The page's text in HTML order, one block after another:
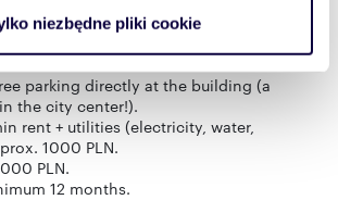
witryny, udostępniamy partnerom
te informacje z innymi danymi
Ciebie lub uzyskanymi podczas
usług.
niezbędne pliki cookie
parking directly at the building (a
the city center!).
rent + utilities (electricity, water,
1000 PLN.
PLN.
12 months.